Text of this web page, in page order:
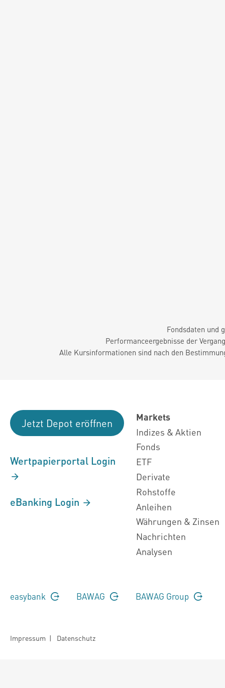
Fondsdaten und
Performanceergebnisse der
Alle Kursinformationen sind nach den
Jetzt Depot eröffnen
Wertpapierportal Login
eBanking Login
Markets
Indizes & Aktien
Fonds
ETF
Derivate
Rohstoffe
Anleihen
Währungen & Zinsen
Nachrichten
Analysen
easybank BAWAG BAWAG Group
Impressum | Datenschutz